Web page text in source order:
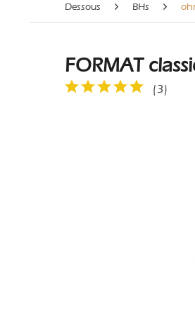
Dessous BHs
FORMAT
(3)